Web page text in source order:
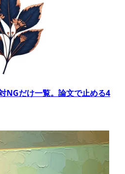
NGだけ一覧。論文で止める4